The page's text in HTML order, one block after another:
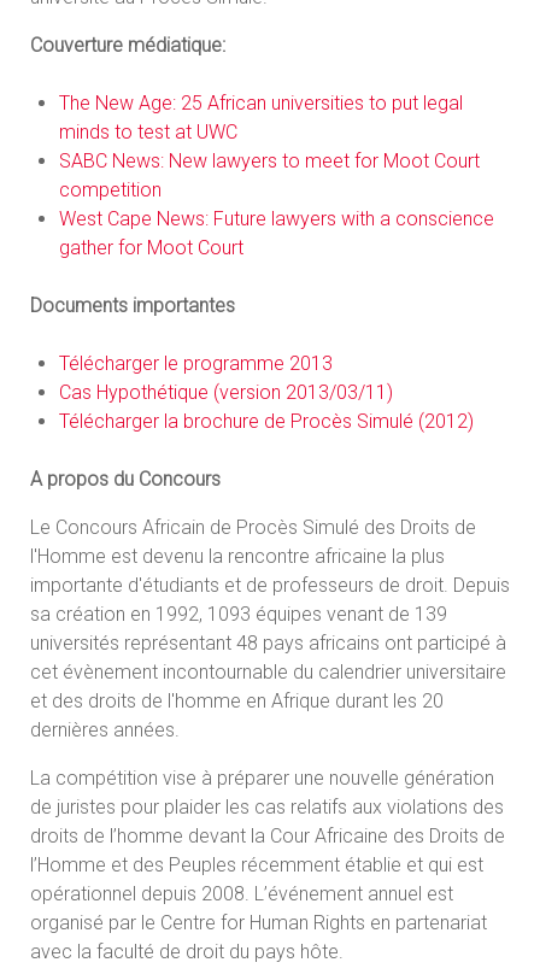
Couverture médiatique:
The New Age: 25 African universities to put legal
minds to test at UWC
SABC News: New lawyers to meet for Moot Court
competition
West Cape News: Future lawyers with a conscience
gather for Moot Court
Documents importantes
Télécharger le programme 2013
Cas Hypothétique (version 2013/03/11)
Télécharger la brochure de Procès Simulé (2012)
A propos du Concours
Le Concours Africain de Procès Simulé des Droits de
l'Homme est devenu la rencontre africaine la plus
importante d'étudiants et de professeurs de droit. Depuis
sa création en 1992, 1093 équipes venant de 139
universités représentant 48 pays africains ont participé à
cet évènement incontournable du calendrier universitaire
et des droits de l'homme en Afrique durant les 20
dernières années.
La compétition vise à préparer une nouvelle génération
de juristes pour plaider les cas relatifs aux violations des
droits de l’homme devant la Cour Africaine des Droits de
l’Homme et des Peuples récemment établie et qui est
opérationnel depuis 2008. L’événement annuel est
organisé par le Centre for Human Rights en partenariat
avec la faculté de droit du pays hôte.